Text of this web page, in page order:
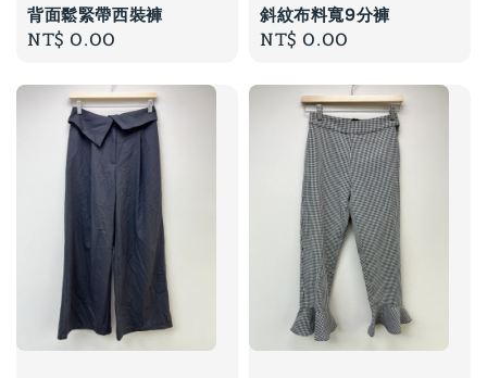
背面鬆緊帶西裝褲
Regular
NT$ 0.00
斜紋布料寬9分褲
Regular
NT$ 0.00